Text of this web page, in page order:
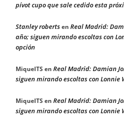
pívot cupo que sale cedido esta
Stanley robertsen Real Madrid:
año; siguen mirando escoltas con
opción
MiquelTS en Real Madrid: Damian
siguen mirando escoltas con Lonnie
MiquelTS en Real Madrid: Damian
siguen mirando escoltas con Lonnie